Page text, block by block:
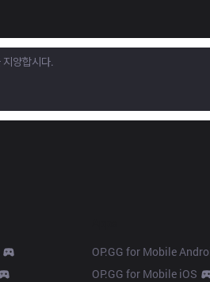
OP.GG for Mobile
OP.GG for Mobile iOS